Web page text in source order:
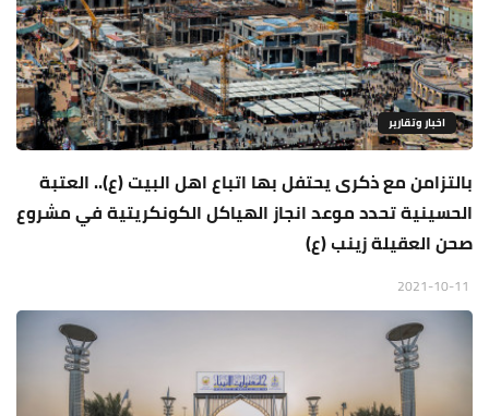
اخبار وتقارير
بالتزامن مع ذكرى يحتفل بها اتباع اهل البيت (ع).. العتبة
الحسينية تحدد موعد انجاز الهياكل الكونكريتية في مشروع
صحن العقيلة زينب (ع)